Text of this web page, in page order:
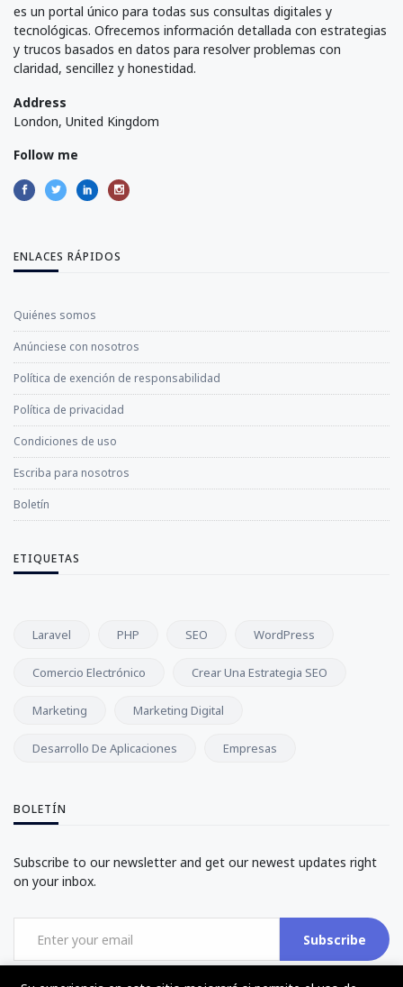
es un portal único para todas sus consultas digitales y
tecnológicas. Ofrecemos información detallada con estrategias
y trucos basados en datos para resolver problemas con
claridad, sencillez y honestidad.
Address
London, United Kingdom
Follow me
ENLACES RÁPIDOS
Quiénes somos
Anúnciese con nosotros
Política de exención de responsabilidad
Política de privacidad
Condiciones de uso
Escriba para nosotros
Boletín
ETIQUETAS
Laravel PHP SEO WordPress
Comercio Electrónico Crear Una Estrategia SEO
Marketing Marketing Digital
Desarrollo De Aplicaciones Empresas
BOLETÍN
Subscribe to our newsletter and get our newest updates right
on your inbox.
Subscribe